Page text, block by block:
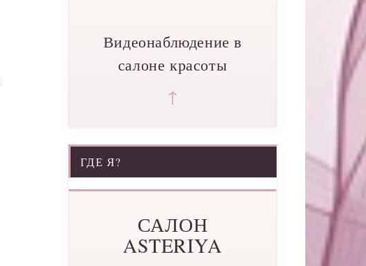
Видеонаблюдение в
салоне красоты
↑
ГДЕ Я?
САЛОН
ASTERIYA